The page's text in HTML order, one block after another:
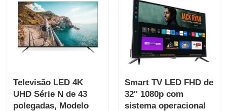
Visita à Fábrica
Controle de qualidade
Notícias
Televisão LED 4K
UHD Série N de 43
polegadas, Modelo
Smart TV LED FHD de
32'' 1080p com
sistema operacional